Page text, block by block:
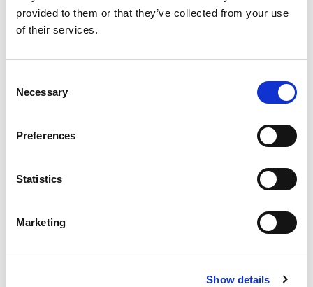
provided to them or that they’ve collected from your use
of their services.
Selection
Necessary
Preferences
Statistics
Marketing
Show details
Blog
begeleiden bij het maken van huiswerk met onze